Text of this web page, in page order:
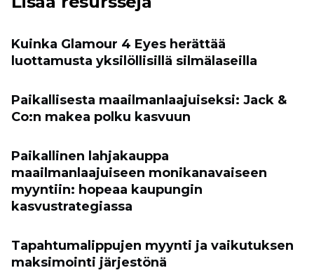
Kuinka Glamour 4 Eyes herättää
luottamusta yksilöllisillä silmälaseilla
Paikallisesta maailmanlaajuiseksi: Jack &
Co:n makea polku kasvuun
Paikallinen lahjakauppa
maailmanlaajuiseen monikanavaiseen
myyntiin: hopeaa kaupungin
kasvustrategiassa
Tapahtumalippujen myynti ja vaikutuksen
maksimointi järjestönä